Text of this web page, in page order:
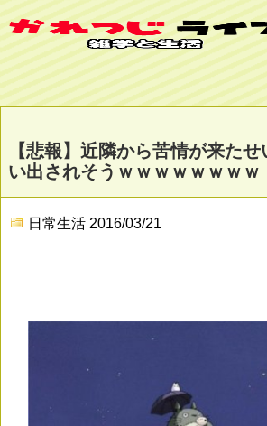
【悲報】近隣から苦情が来た
い出されそうｗｗｗｗｗｗｗｗ
日常生活 2016/03/21